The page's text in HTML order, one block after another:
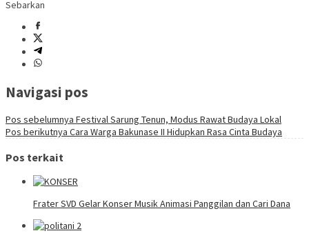
Sebarkan
Navigasi pos
Pos sebelumnya Festival Sarung Tenun, Modus Rawat Budaya Lokal
Pos berikutnya Cara Warga Bakunase II Hidupkan Rasa Cinta Budaya
Pos terkait
Frater SVD Gelar Konser Musik Animasi Panggilan dan Cari Dana